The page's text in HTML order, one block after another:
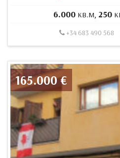
6.000кв.м, 250
+34 683 490 568
165.000 €